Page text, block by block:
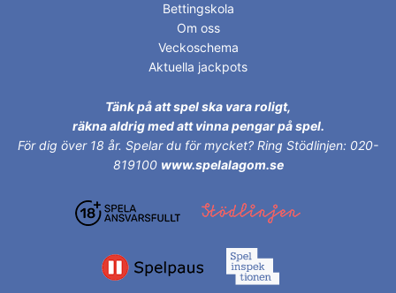
Bettingskola
Om oss
Veckoschema
Aktuella jackpots
Tänk på att spel ska vara roligt,
räkna aldrig med att vinna pengar på spel.
För dig över 18 år. Spelar du för mycket? Ring Stödlinjen: 020-
819100 www.spelalagom.se